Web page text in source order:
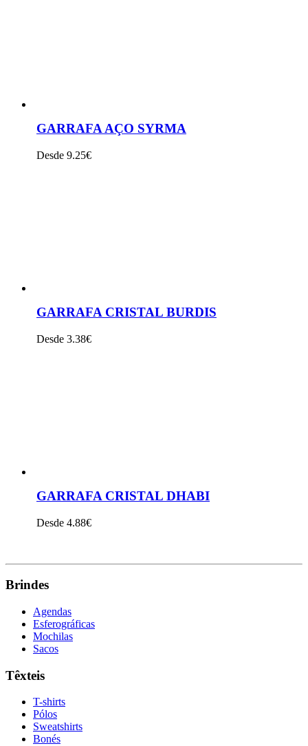
GARRAFA AÇO SYRMA
Desde 9.25€
GARRAFA CRISTAL BURDIS
Desde 3.38€
GARRAFA CRISTAL DHABI
Desde 4.88€
Brindes
Agendas
Esferográficas
Mochilas
Sacos
Têxteis
T-shirts
Pólos
Sweatshirts
Bonés